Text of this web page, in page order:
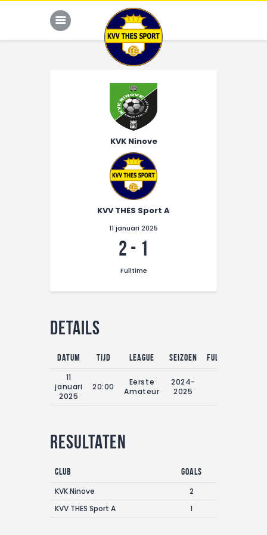
JONG THES
KVK Ninove
KVV THES Sport A
11 januari 2025
2 - 1
Fulltime
Details
Datum Tijd League Seizoen
Fulltime
11
januari
2025
20:00
Eerste
Amateur
2024-
2025
Resultaten
Club
Goals
KVK Ninove
2
KVV THES Sport A
1